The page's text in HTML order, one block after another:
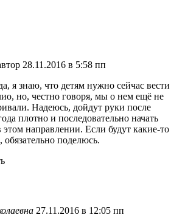
28.11.2016 в 5:58 пп
я знаю, что детям нужно сейчас вести
но, честно говоря, мы о нем ещё не
Надеюсь, дойдут руки после
плотно и последовательно начать
этом направлении. Если будут какие-то
обязательно поделюсь.
27.11.2016 в 12:05 пп